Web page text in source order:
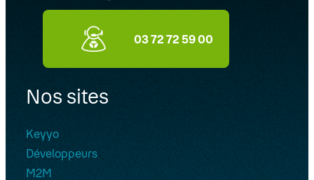
03 72 72 59 00
Nos sites
Keyyo
Développeurs
M2M